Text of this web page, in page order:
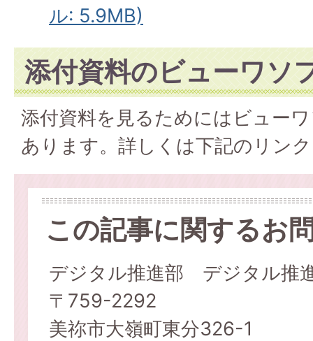
ル: 5.9MB)
添付資料のビューワソ
添付資料を見るためにはビュー
あります。詳しくは下記のリン
この記事に関するお
デジタル推進部 デジタル推
〒759-2292
美祢市大嶺町東分326-1